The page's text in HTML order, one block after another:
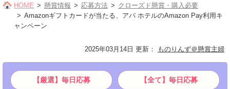
HOME 懸賞情報 応募方法
クローズド懸賞・購入必要
Amazonギフトカードが当たる、アパ ホテルのAmazon Pay利用キ
ャンペーン
2025年03月14日 更新 ： ものりんず＠懸賞主婦
【厳選】毎日応募 【全て】毎日応募